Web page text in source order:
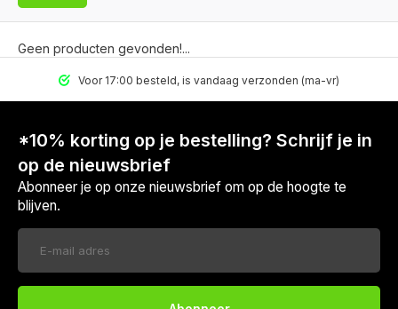
Geen producten gevonden!...
Voor 17:00 besteld, is vandaag verzonden (ma-vr)
*10% korting op je bestelling? Schrijf je in
op de nieuwsbrief
Abonneer je op onze nieuwsbrief om op de hoogte te
blijven.